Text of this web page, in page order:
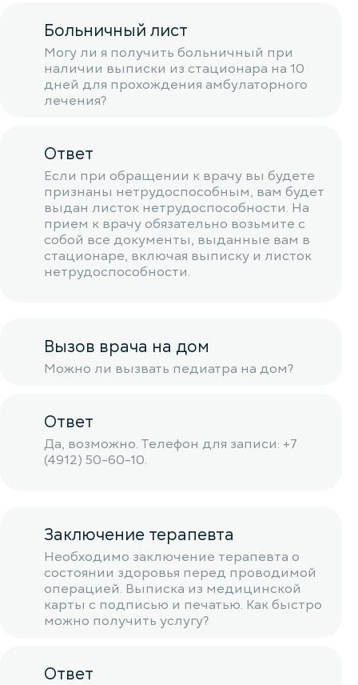
Больничный лист
Могу ли я получить больничный при
наличии выписки из стационара на 10
дней для прохождения амбулаторного
лечения?
Ответ
Если при обращении к врачу вы будете
признаны нетрудоспособным, вам будет
выдан листок нетрудоспособности. На
прием к врачу обязательно возьмите с
собой все документы, выданные вам в
стационаре, включая выписку и листок
нетрудоспособности.
Вызов врача на дом
Можно ли вызвать педиатра на дом?
Ответ
Да, возможно. Телефон для записи: +7
(4912) 50-60-10.
Заключение терапевта
Необходимо заключение терапевта о
состоянии здоровья перед проводимой
операцией. Выписка из медицинской
карты с подписью и печатью. Как быстро
можно получить услугу?
Ответ